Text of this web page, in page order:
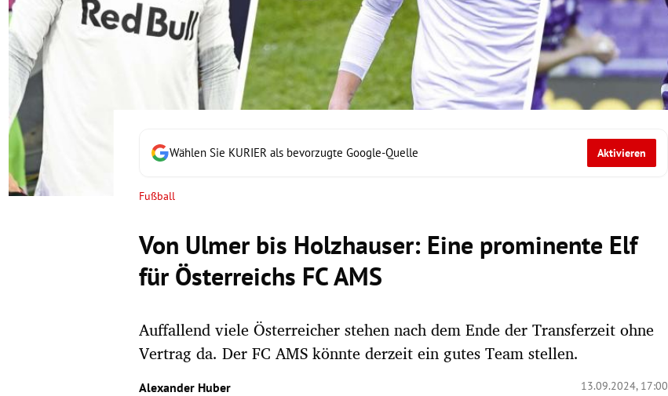
Untermenü
Untermenü
Untermenü
Untermenü
Untermenü
Wählen Sie KURIER als bevorzugte Google-Quelle Aktivieren
Fußball
Von Ulmer bis Holzhauser: Eine prominente Elf
für Österreichs FC AMS
Auffallend viele Österreicher stehen nach dem Ende der Transferzeit ohne
Vertrag da. Der FC AMS könnte derzeit ein gutes Team stellen.
Alexander Huber 13.09.2024, 17:00